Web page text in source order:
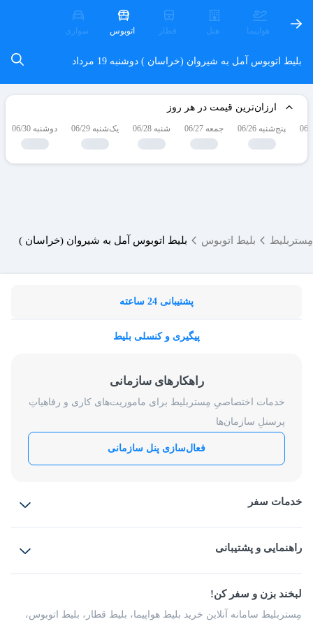
هواپیما هتل قطار اتوبوس سواری
بلیط اتوبوس آمل به شیروان (خراسان ) دوشنبه 19 مرداد
ارزان‌ترین قیمت در هر روز
پنج‌شنبه 06/26 جمعه 06/27 شنبه 06/28 یک‌شنبه 06/29 دوشنبه 06/30
مِستربلیط بلیط اتوبوس بلیط اتوبوس آمل به شیروان (خراسان )
پشتیبانی 24 ساعته
پیگیری و کنسلی بلیط
راهکارهای سازمانی
خدمات اختصاصیِ مِستربلیط برای ماموریت‌های کاری و رفاهیاتِ
پرسنلِ سازمان‌ها
فعال‌سازی پنل سازمانی
خدمات سفر
بلیط قطار
راهنمایی و پشتیبانی
شرایط و مقررات
راهکار سازمانی
فرصت‌های شغلی
لبخند بزن و سفر کن!
مِستربلیط سامانه آنلاین خرید بلیط هواپیما، بلیط قطار، بلیط اتوبوس،